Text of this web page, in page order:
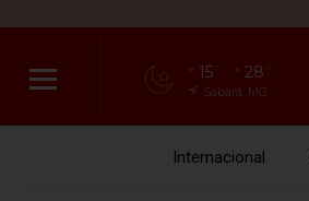
15 28
Sabará, MG
Internacional